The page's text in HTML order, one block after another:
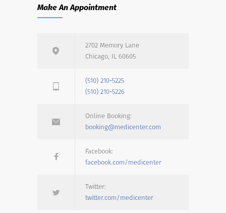
Make An Appointment
2702 Memory Lane
Chicago, IL 60605
(510) 210-5225
(510) 210-5226
Online Booking:
booking@medicenter.com
Facebook:
facebook.com/medicenter
Twitter:
twitter.com/medicenter